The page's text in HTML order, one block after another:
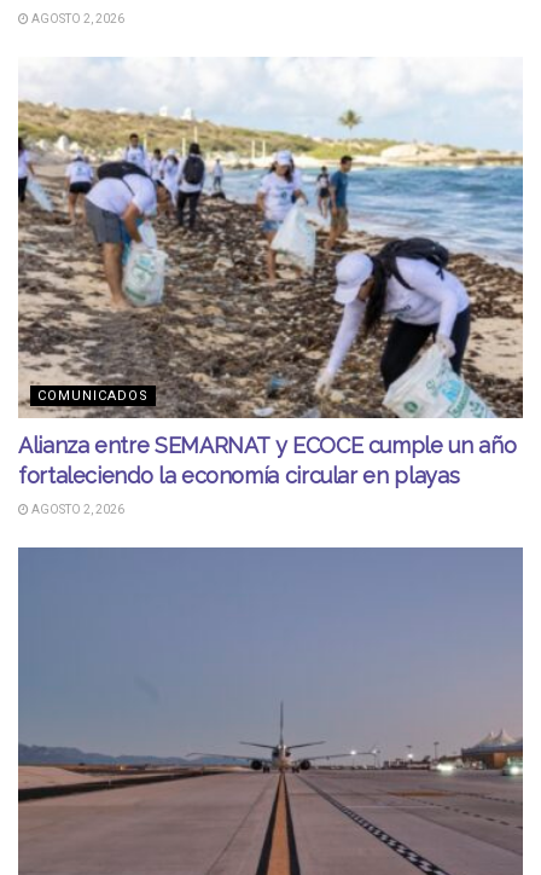
AGOSTO 2, 2026
COMUNICADOS
Alianza entre SEMARNAT y ECOCE cumple un año
fortaleciendo la economía circular en playas
AGOSTO 2, 2026